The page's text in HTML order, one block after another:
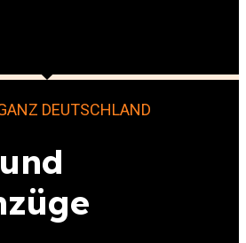
DEUTSCHLAND